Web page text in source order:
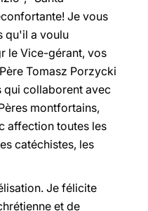
Je vous
qu'il a voulu
le Vice-gérant, vos
Tomasz Porzycki
qui collaborent avec
montfortains,
affection toutes les
catéchistes, les
Je félicite
et de